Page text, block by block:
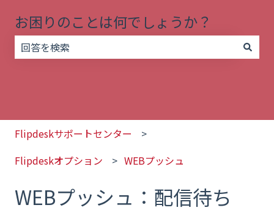
お困りのことは何でしょうか？
Flipdeskサポートセンター
Flipdeskオプション
WEBプッシュ
WEBプッシュ：配信待ち